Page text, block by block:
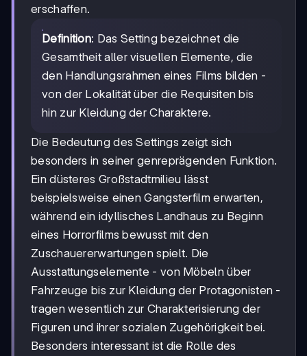
erschaffen.
Definition: Das Setting bezeichnet die
Gesamtheit aller visuellen Elemente, die
den Handlungsrahmen eines Films bilden -
von der Lokalität über die Requisiten bis
hin zur Kleidung der Charaktere.
Die Bedeutung des Settings zeigt sich
besonders in seiner genreprägenden Funktion.
Ein düsteres Großstadtmilieu lässt
beispielsweise einen Gangsterfilm erwarten,
während ein idyllisches Landhaus zu Beginn
eines Horrorfilms bewusst mit den
Zuschauererwartungen spielt. Die
Ausstattungselemente - von Möbeln über
Fahrzeuge bis zur Kleidung der Protagonisten -
tragen wesentlich zur Charakterisierung der
Figuren und ihrer sozialen Zugehörigkeit bei.
Besonders interessant ist die Rolle des